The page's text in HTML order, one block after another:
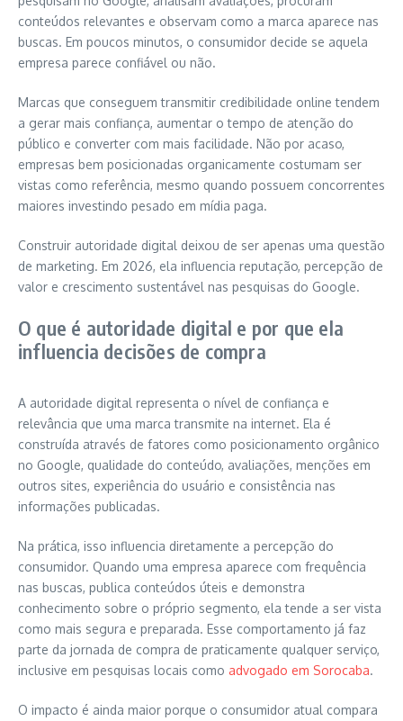
conteúdos relevantes e observam como a marca aparece nas
buscas. Em poucos minutos, o consumidor decide se aquela
empresa parece confiável ou não.
Marcas que conseguem transmitir credibilidade online tendem
a gerar mais confiança, aumentar o tempo de atenção do
público e converter com mais facilidade. Não por acaso,
empresas bem posicionadas organicamente costumam ser
vistas como referência, mesmo quando possuem concorrentes
maiores investindo pesado em mídia paga.
Construir autoridade digital deixou de ser apenas uma questão
de marketing. Em 2026, ela influencia reputação, percepção de
valor e crescimento sustentável nas pesquisas do Google.
O que é autoridade digital e por que ela
influencia decisões de compra
A autoridade digital representa o nível de confiança e
relevância que uma marca transmite na internet. Ela é
construída através de fatores como posicionamento orgânico
no Google, qualidade do conteúdo, avaliações, menções em
outros sites, experiência do usuário e consistência nas
informações publicadas.
Na prática, isso influencia diretamente a percepção do
consumidor. Quando uma empresa aparece com frequência
nas buscas, publica conteúdos úteis e demonstra
conhecimento sobre o próprio segmento, ela tende a ser vista
como mais segura e preparada. Esse comportamento já faz
parte da jornada de compra de praticamente qualquer serviço,
inclusive em pesquisas locais como advogado em Sorocaba.
O impacto é ainda maior porque o consumidor atual compara